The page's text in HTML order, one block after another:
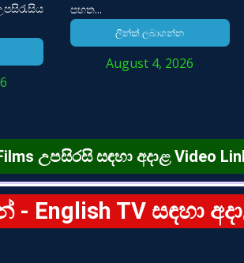
පහත...
ලින්ක් ලබාගන්න
August 4, 2026
උපසිරසි සඳහා අදාළ Video
English TV සඳහා